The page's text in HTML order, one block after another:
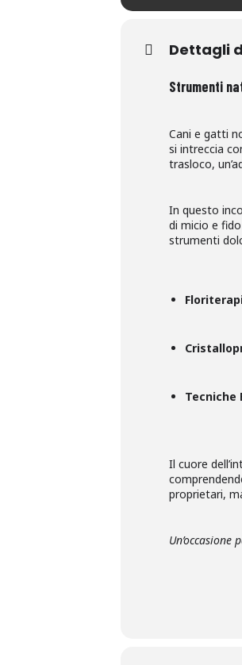
Dettagli
Strumenti
Cani e gatti
si intreccia
trasloco,
In questo
di micio e
strumenti
Tecniche
Il cuore
proprietari,